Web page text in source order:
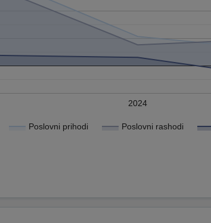
Poslovni prihodi Poslovni rashodi
2024